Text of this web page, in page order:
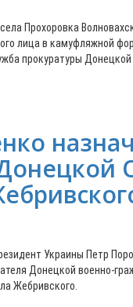
Прохоровка
лица в камуфляжной
прокуратуры Донецкой
Украины Петр
Донецкой военно-
Жебривского.